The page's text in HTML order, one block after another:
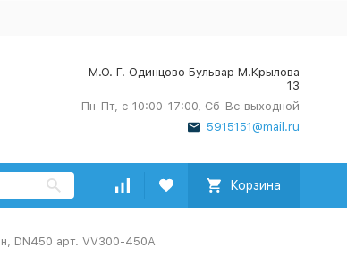
М.О. Г. Одинцово Бульвар М.Крылова
13
Пн-Пт, с 10:00-17:00, Сб-Вс выходной
5915151@mail.ru
Корзина
DN450 арт. VV300-450A